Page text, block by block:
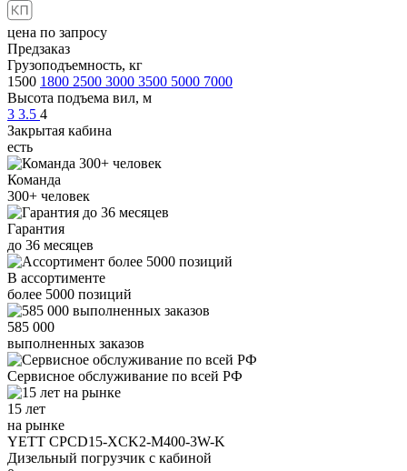
цена по запросу
Предзаказ
Грузоподъемность, кг
1500 1800 2500 3000 3500 5000 7000
Высота подъема вил, м
3 3.5 4
Закрытая кабина
есть
Команда
300+ человек
Гарантия
до 36 месяцев
В ассортименте
более 5000 позиций
585 000
выполненных заказов
Сервисное обслуживание по всей РФ
15 лет
на рынке
YETT CPCD15-XCK2-M400-3W-K
Дизельный погрузчик с кабиной